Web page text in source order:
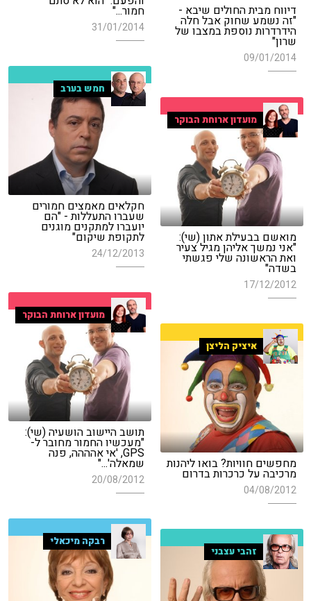
חמור..."
31/01/2014
דיווח מבית החולים שיבא -
"זה נשמע שחוק אבל חלה
הידרדרות נוספת במצבו של
שרון"
09/01/2014
חמש בערב
חקלאים מאמצים חמורים
שעברו התעללות - "הם
יועברו למתקנים מוגנים
לתקופת שיקום"
24/12/2013
מועדון ארוחת הבוקר
מואשם בבעילת אתון (שי):
"אני נמשך אליהן מגיל צעיר
ואת הראשונה שלי פגשתי
בשדה"
17/12/2012
מועדון ארוחת הבוקר
תושב היישוב הושעיה (שי):
"מעכשיו החמור מחובר ל-
GPS, 'אי אהההה, פנה
שמאלה'..."
20/08/2012
איציק הליצן
מחפשים חוויות? בואו ליהנות
מרכיבה על כרכרות בדרום
04/08/2012
רבקה מיכאלי
זהבי עצבני